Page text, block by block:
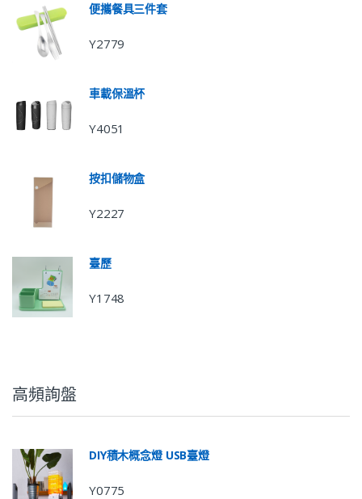
便攜餐具三件套
Y2779
車載保溫杯
Y4051
按扣儲物盒
Y2227
臺歷
Y1748
高頻詢盤
DIY積木概念燈 USB臺燈
Y0775